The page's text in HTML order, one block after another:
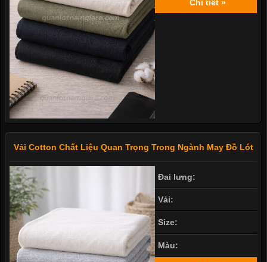
Chi tiết »
Vải Cotton Chất Liệu Quan Trọng Trong Ngành May Đồ Lót
Đai lưng:
Vải:
Size:
Màu: